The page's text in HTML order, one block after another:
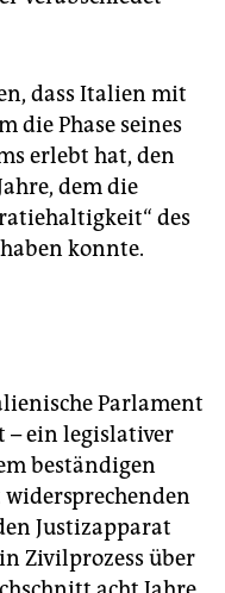
dass Italien mit
die Phase seines
erlebt hat, den
dem die
des
konnte.
Parlament
– ein legislativer
beständigen
Justizapparat
Zivilprozess über